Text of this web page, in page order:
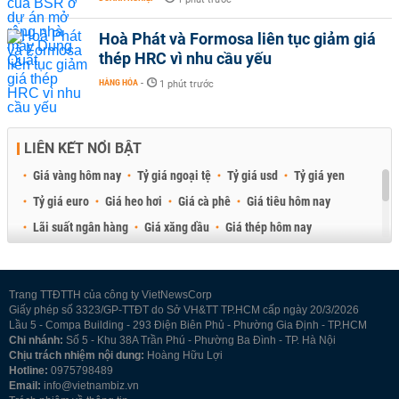
Hoà Phát và Formosa liên tục giảm giá
thép HRC vì nhu cầu yếu
HÀNG HÓA - 1 phút trước
LIÊN KẾT NỔI BẬT
Giá vàng hôm nay Tỷ giá ngoại tệ Tỷ giá usd
Tỷ giá yen
Tỷ giá euro
Giá heo hơi Giá cà phê
Giá tiêu hôm nay
Lãi suất ngân hàng
Giá xăng dầu
Giá thép hôm nay
Trang TTĐTTH của công ty VietNewsCorp
Giấy phép số 3323/GP-TTĐT do Sở VH&TT TP.HCM cấp ngày 20/3/2026
Lầu 5 - Compa Building - 293 Điện Biên Phủ - Phường Gia Định - TP.HCM
Chi nhánh: Số 5 - Khu 38A Trần Phú - Phường Ba Đình - TP. Hà Nội
Chịu trách nhiệm nội dung: Hoàng Hữu Lợi
Hotline: 0975798489
Email: info@vietnambiz.vn